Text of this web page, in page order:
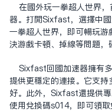
在国外玩一拳超人世界
器。打开Sixfast，选择中
一拳超人世界，即可畅玩
决游戏卡顿、掉线等问题，
Sixfast回国加速器拥有
提供更稳定的连接。它支
好。此外，Sixfast还提供
使用兑换码s014，即可领取